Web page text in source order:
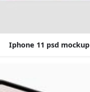
Iphone 11 psd mockup